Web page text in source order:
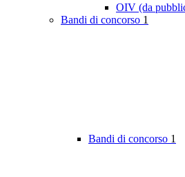
OIV (da
Bandi di concorso 1
Bandi di concorso 1